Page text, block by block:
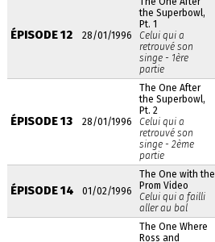
ÉPISODE 12 28/01/1996
the Superbowl,
Pt. 1
Celui qui a
retrouvé son
singe - 1ère
partie
ÉPISODE 13 28/01/1996
The One After
the Superbowl,
Pt. 2
Celui qui a
retrouvé son
singe - 2ème
partie
ÉPISODE 14 01/02/1996
The One with the
Prom Video
Celui qui a failli
aller au bal
The One Where
Ross and